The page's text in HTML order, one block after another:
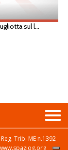
Trib. ME n.1392